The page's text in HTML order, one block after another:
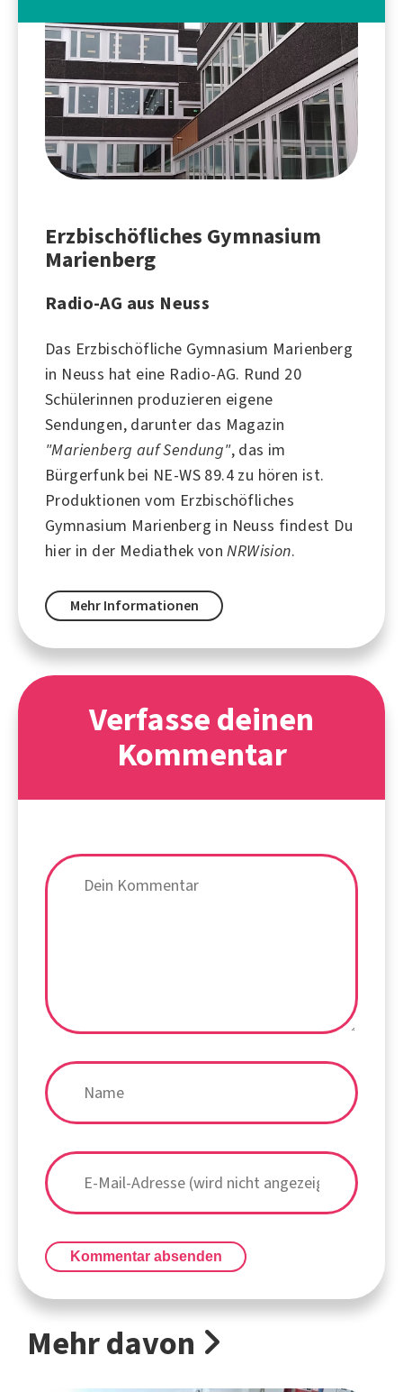
Erzbischöfliches Gymnasium
Marienberg
Radio-AG aus Neuss
Das Erzbischöfliche Gymnasium Marienberg
in Neuss hat eine Radio-AG. Rund 20
Schülerinnen produzieren eigene
Sendungen, darunter das Magazin
"Marienberg auf Sendung", das im
Bürgerfunk bei NE-WS 89.4 zu hören ist.
Produktionen vom Erzbischöfliches
Gymnasium Marienberg in Neuss findest Du
hier in der Mediathek vonNRWision.
Mehr Informationen
Verfasse deinen
Kommentar
Kommentar absenden
Mehr davon